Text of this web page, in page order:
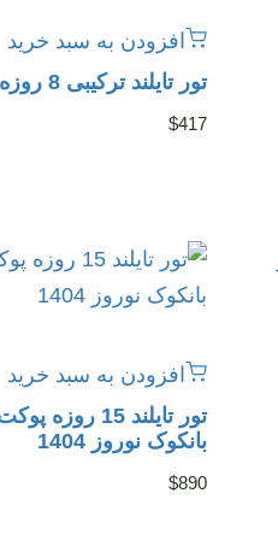
افزودن به سبد خرید
تور تایلند ترکیبی 8 روزه پوکت و پاتایا بهار 1404
$417
افزودن به سبد خرید
تور تایلند 15
بانکوک نوروز 1404
$890